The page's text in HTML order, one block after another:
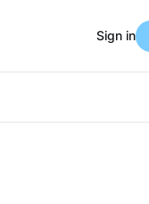
Sign in